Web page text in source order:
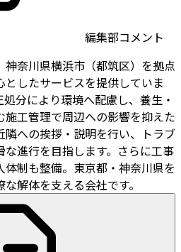
編集部コメント
奈川県横浜市（都筑区）を拠点
したサービスを提供していま
分により環境へ配慮し、養生・
工管理で周辺への影響を抑えた
への挨拶・説明を行い、トラブ
進行を目指します。さらに工事
制も整備。東京都・神奈川県を
解体を支える会社です。